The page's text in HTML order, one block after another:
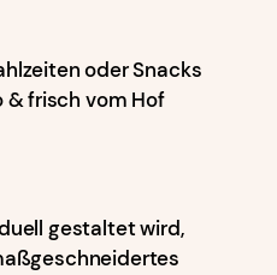
oder Snacks
& frisch vom Hof
gestaltet wird,